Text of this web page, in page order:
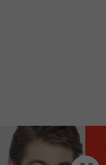
00:00